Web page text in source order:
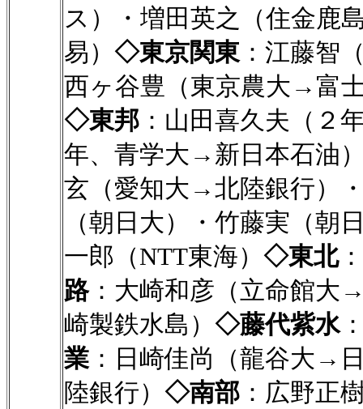
ス）・増田英之（住金鹿
易） ◇東京関東 ：江藤智
西ヶ谷豊（東京農大→富
◇東邦 ：山田喜久夫（
年、青学大→新日本石油
玄（愛知大→北陸銀行）
（朝日大）・竹藤実（朝
一郎（NTT東海） ◇東北
路：大崎和彦（立命館大
崎製鉄水島） ◇藤代紫水
業 ：日崎佳尚（龍谷大→
陸銀行） ◇南部 ：広野正